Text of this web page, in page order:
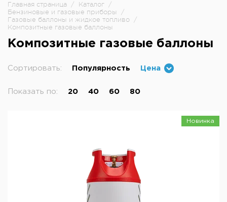
Главная страница / Каталог /
Бензиновые и газовые приборы
/
Газовые баллоны и жидкое топливо /
Композитные газовые баллоны
Композитные газовые баллоны
Сортировать: Популярность Цена
Показать по: 20 40 60 80
Новинка